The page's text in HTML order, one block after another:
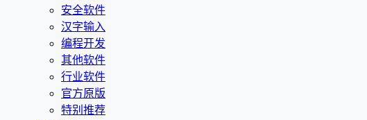
安全软件
汉字输入
编程开发
其他软件
行业软件
官方原版
特别推荐